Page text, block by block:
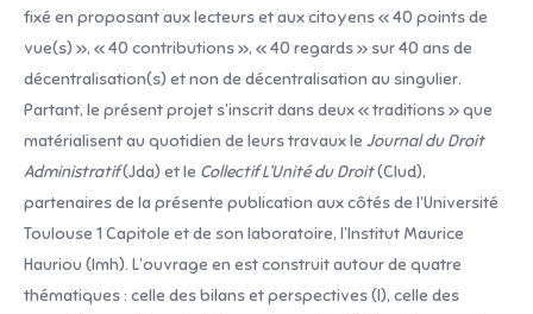
fixé en proposant aux lecteurs et aux citoyens « 40 points de
vue(s) », « 40 contributions », « 40 regards » sur 40 ans de
décentralisation(s) et non de décentralisation au singulier.
Partant, le présent projet s’inscrit dans deux « traditions » que
matérialisent au quotidien de leurs travaux le Journal du Droit
Administratif(Jda) et le Collectif L’Unité du Droit(Clud),
partenaires de la présente publication aux côtés de l’Université
Toulouse 1 Capitole et de son laboratoire, l’Institut Maurice
Hauriou (Imh). L’ouvrage en est construit autour de quatre
thématiques : celle des bilans et perspectives (I), celle des